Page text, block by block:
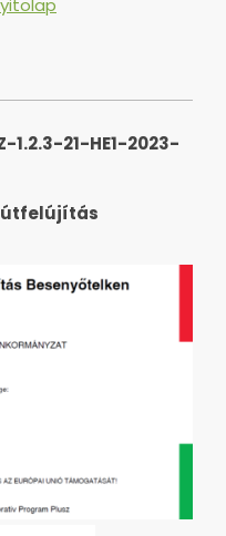
1.2.3-21-HE1-2023-
útfelújítás